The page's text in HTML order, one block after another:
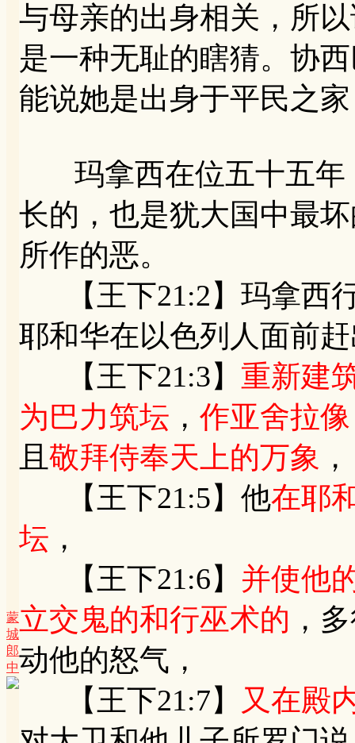
蒙
城
郎
中
与母亲的出身相关，所
是一种无耻的瞎猜。协
能说她是出身于平民之
玛拿西在位五十五年
长的，也是犹大国中最
所作的恶。
【王下21:2】玛拿西
耶和华在以色列人面前
【王下21:3】 重新建
为巴力筑坛 ， 作亚舍拉像
且 敬拜侍奉天上的万象 ，
【王下21:5】他在耶
坛 ，
【王下21:6】 并使他
立交鬼的和行巫术的 ，
动他的怒气，
【王下21:7】
又在殿